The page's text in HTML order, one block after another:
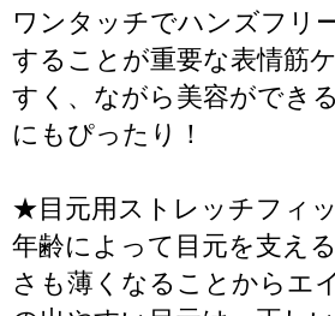
ワンタッチでハンズフリ
することが重要な表情筋
すく、ながら美容ができ
にもぴったり！
★目元用ストレッチフィ
年齢によって目元を支え
さも薄くなることからエ